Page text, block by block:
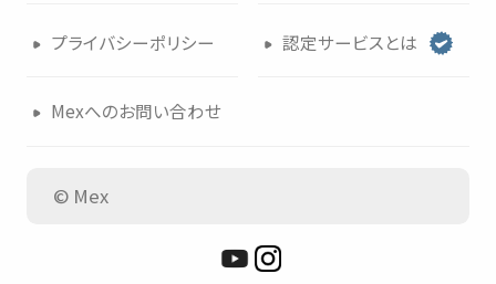
プライバシーポリシー 認定サービスとは
Mexへのお問い合わせ
© Mex